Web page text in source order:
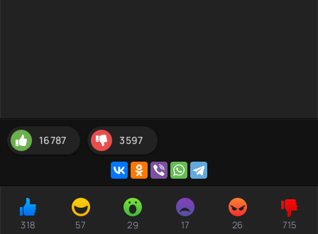
16787 3597
318 57 29 17 26 715